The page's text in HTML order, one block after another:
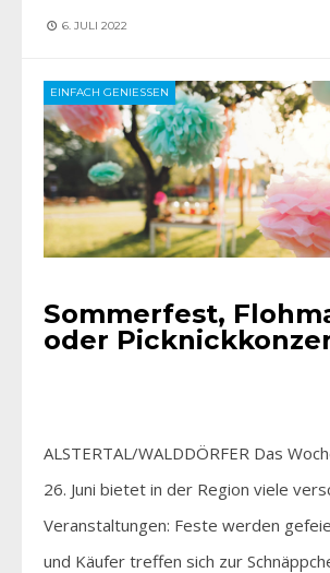
6. JULI 2022
EINFACH GENIESSEN
Sommerfest,
oder
ALSTERTAL/WALDDÖRFER Das
26. Juni bietet in der Region viele
Veranstaltungen: Feste werden
und Käufer treffen sich zur